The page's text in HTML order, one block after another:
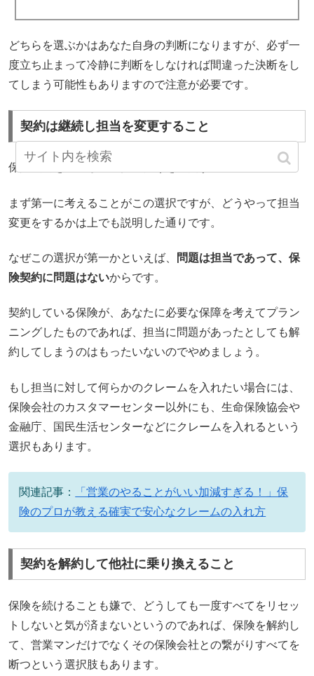
どちらを選ぶかはあなた自身の判断になりますが、必ず一
度立ち止まって冷静に判断をしなければ間違った決断をし
てしまう可能性もありますので注意が必要です。
契約は継続し担当を変更すること
保険契約を継続して、担当だけを変更する。
まず第一に考えることがこの選択ですが、どうやって担当
変更をするかは上でも説明した通りです。
なぜこの選択が第一かといえば、
問題は担当であって、保
険契約に問題はないからです。
契約している保険が、あなたに必要な保障を考えてプラン
ニングしたものであれば、担当に問題があったとしても解
約してしまうのはもったいないのでやめましょう。
もし担当に対して何らかのクレームを入れたい場合には、
保険会社のカスタマーセンター以外にも、生命保険協会や
金融庁、国民生活センターなどにクレームを入れるという
選択もあります。
関連記事：
「営業のやることがいい加減すぎる！」保
険のプロが教える確実で安心なクレームの入れ方
契約を解約して他社に乗り換えること
保険を続けることも嫌で、どうしても一度すべてをリセッ
トしないと気が済まないというのであれば、保険を解約し
て、営業マンだけでなくその保険会社との繋がりすべてを
断つという選択肢もあります。